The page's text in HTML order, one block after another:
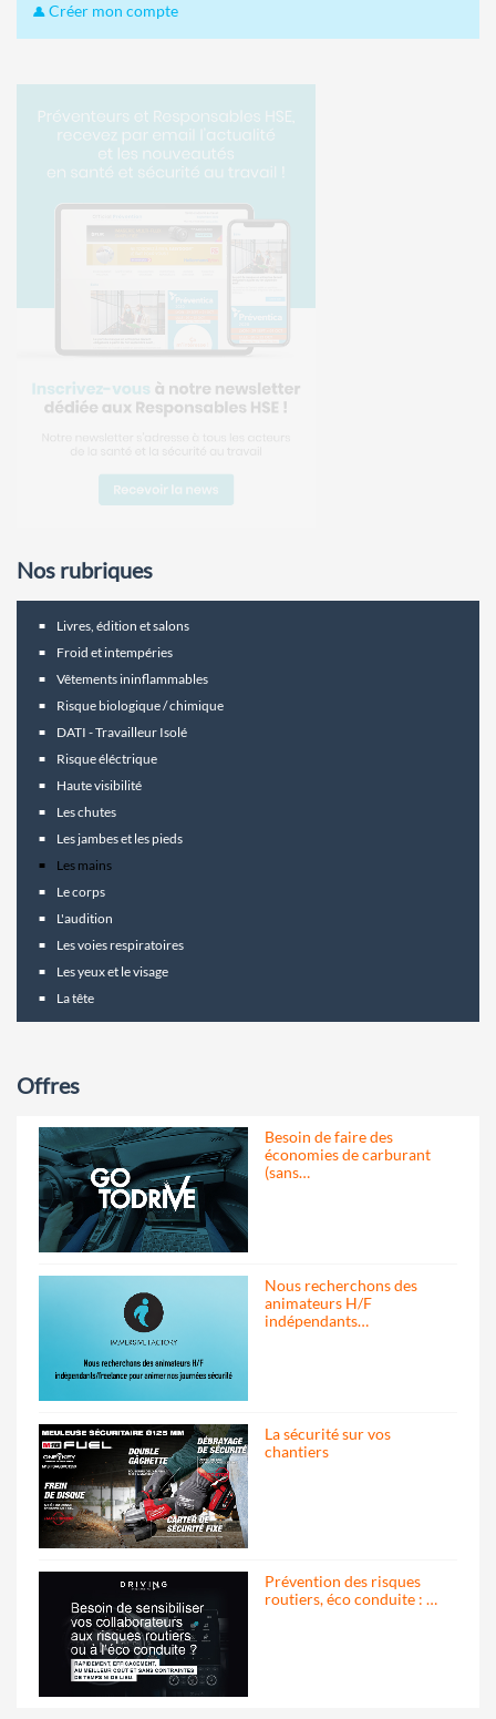
Créer mon compte
Nos rubriques
Livres, édition et salons
Froid et intempéries
Vêtements ininflammables
Risque biologique / chimique
DATI - Travailleur Isolé
Risque éléctrique
Haute visibilité
Les chutes
Les jambes et les pieds
Les mains
Le corps
L'audition
Les voies respiratoires
Les yeux et le visage
La tête
Offres
Besoin de faire des
économies de carburant
(sans…
Nous recherchons des
animateurs H/F
indépendants…
La sécurité sur vos
chantiers
Prévention des risques
routiers, éco conduite : …